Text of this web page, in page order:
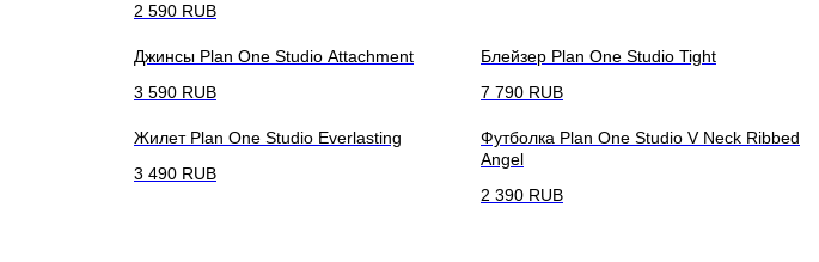
2 590 RUB
Джинсы Plan One Studio Attachment
3 590 RUB
Блейзер Plan One Studio Tight
7 790 RUB
Жилет Plan One Studio Everlasting
3 490 RUB
Футболка Plan One Studio V Neck Ribbed
Angel
2 390 RUB